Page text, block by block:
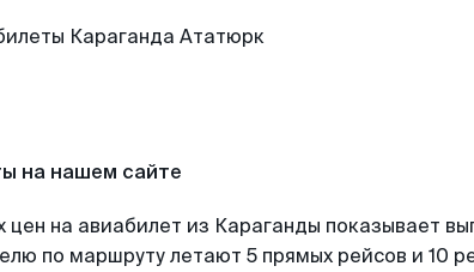
на нашем сайте
цен на авиабилет из Караганды показывает
по маршруту летают 5 прямых рейсов и 10